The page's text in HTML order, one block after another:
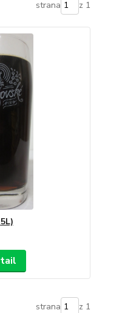
strana z 1
strana z 1